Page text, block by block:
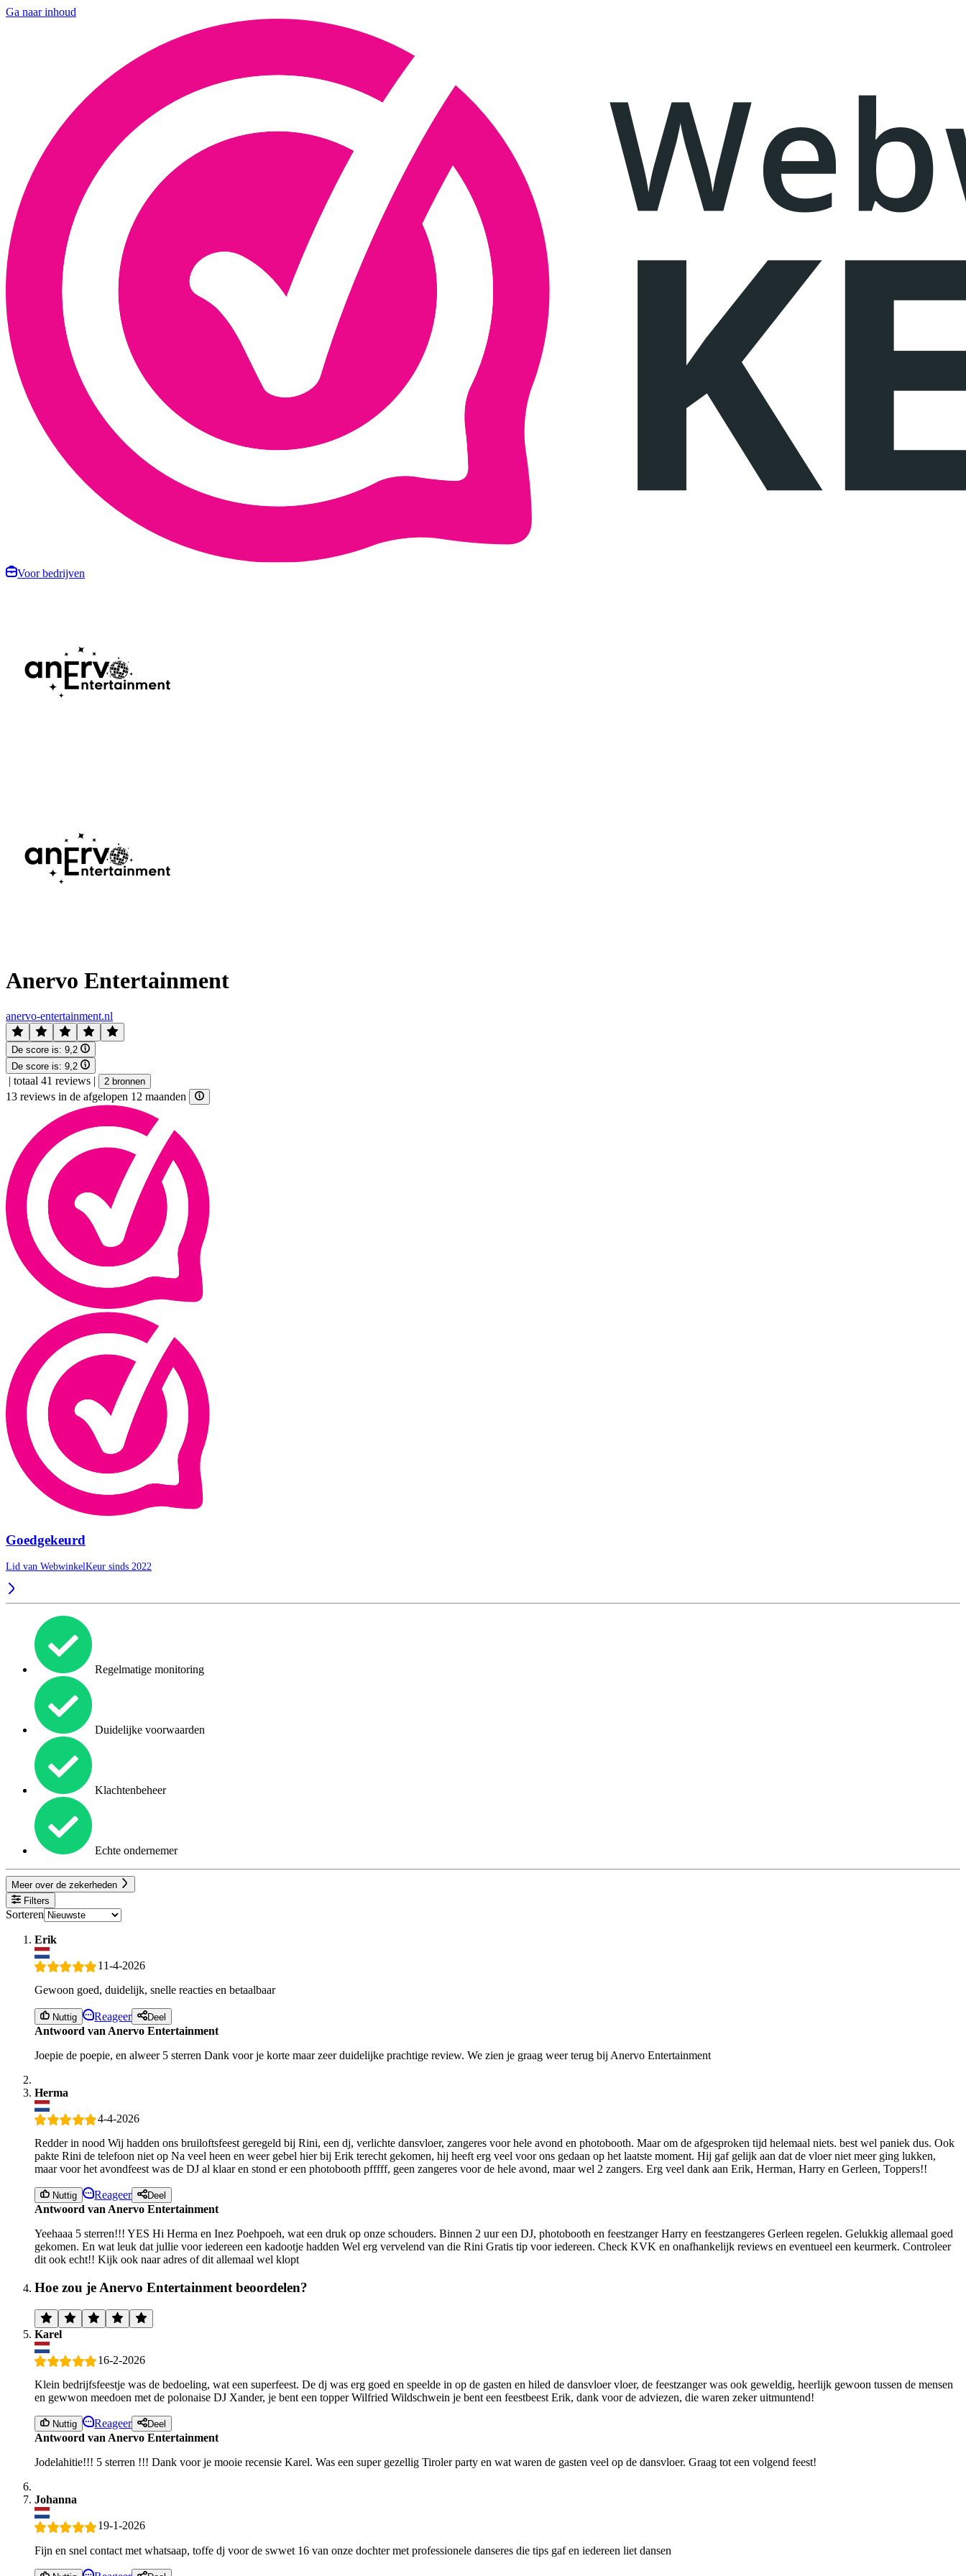
Ga naar inhoud
Voor bedrijven
Anervo Entertainment
anervo-entertainment.nl
De score is: 9,2
De score is: 9,2
| totaal 41 reviews | 2 bronnen
13 reviews in de afgelopen 12 maanden
Goedgekeurd
Lid van WebwinkelKeur sinds 2022
Regelmatige monitoring
Duidelijke voorwaarden
Klachtenbeheer
Echte ondernemer
Meer over de zekerheden
Filters
Sorteren
Erik
11-4-2026
Gewoon goed, duidelijk, snelle reacties en betaalbaar
Nuttig Reageer Deel
Antwoord van Anervo Entertainment
Joepie de poepie, en alweer 5 sterren Dank voor je korte maar zeer duidelijke prachtige review. We zien je graag weer terug bij Anervo Entertainment
Herma
4-4-2026
Redder in nood Wij hadden ons bruiloftsfeest geregeld bij Rini, een dj, verlichte dansvloer, zangeres voor hele avond en photobooth. Maar om de afgesproken tijd helemaal niets. best wel paniek dus. Ook
pakte Rini de telefoon niet op Na veel heen en weer gebel hier bij Erik terecht gekomen, hij heeft erg veel voor ons gedaan op het laatste moment. Hij gaf gelijk aan dat de vloer niet meer ging lukken,
maar voor het avondfeest was de DJ al klaar en stond er een photobooth pfffff, geen zangeres voor de hele avond, maar wel 2 zangers. Erg veel dank aan Erik, Herman, Harry en Gerleen, Toppers!!
Nuttig Reageer Deel
Antwoord van Anervo Entertainment
Yeehaaa 5 sterren!!! YES Hi Herma en Inez Poehpoeh, wat een druk op onze schouders. Binnen 2 uur een DJ, photobooth en feestzanger Harry en feestzangeres Gerleen regelen. Gelukkig allemaal goed
gekomen. En wat leuk dat jullie voor iedereen een kadootje hadden Wel erg vervelend van die Rini Gratis tip voor iedereen. Check KVK en onafhankelijk reviews en eventueel een keurmerk. Controleer
dit ook echt!! Kijk ook naar adres of dit allemaal wel klopt
Hoe zou je Anervo Entertainment beoordelen?
Karel
16-2-2026
Klein bedrijfsfeestje was de bedoeling, wat een superfeest. De dj was erg goed en speelde in op de gasten en hiled de dansvloer vloer, de feestzanger was ook geweldig, heerlijk gewoon tussen de mensen
en gewwon meedoen met de polonaise DJ Xander, je bent een topper Wilfried Wildschwein je bent een feestbeest Erik, dank voor de adviezen, die waren zeker uitmuntend!
Nuttig Reageer Deel
Antwoord van Anervo Entertainment
Jodelahitie!!! 5 sterren !!! Dank voor je mooie recensie Karel. Was een super gezellig Tiroler party en wat waren de gasten veel op de dansvloer. Graag tot een volgend feest!
Johanna
19-1-2026
Fijn en snel contact met whatsaap, toffe dj voor de swwet 16 van onze dochter met professionele danseres die tips gaf en iedereen liet dansen